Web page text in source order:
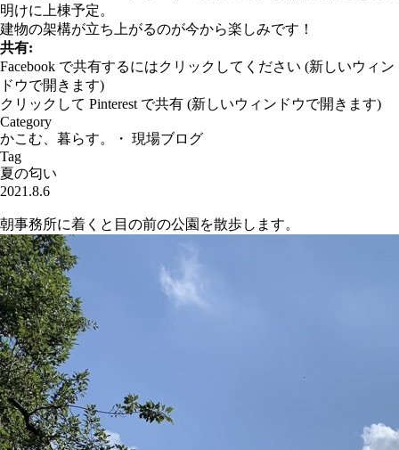
明けに上棟予定。
建物の架構が立ち上がるのが今から楽しみです！
共有:
Facebook で共有するにはクリックしてください (新しいウィン
ドウで開きます)
クリックして Pinterest で共有 (新しいウィンドウで開きます)
Category
かこむ、暮らす。
・ 現場ブログ
Tag
夏の匂い
2021.8.6
朝事務所に着くと目の前の公園を散歩します。